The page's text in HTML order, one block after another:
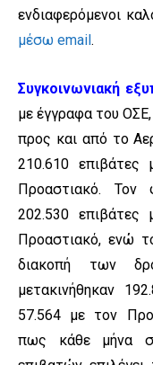
ενδιαφερόμενοι
μέσω email.
Συγκοινωνιακή
με έγγραφα του
προς και από το
210.610
Προαστιακό. Τον
202.530
Προαστιακό, ενώ
διακοπή των
μετακινήθηκαν
57.564 με τον
πως κάθε μήνα